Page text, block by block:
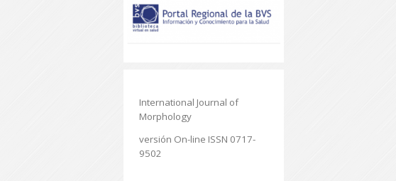
International Journal of
Morphology
versión On-line ISSN 0717-
9502